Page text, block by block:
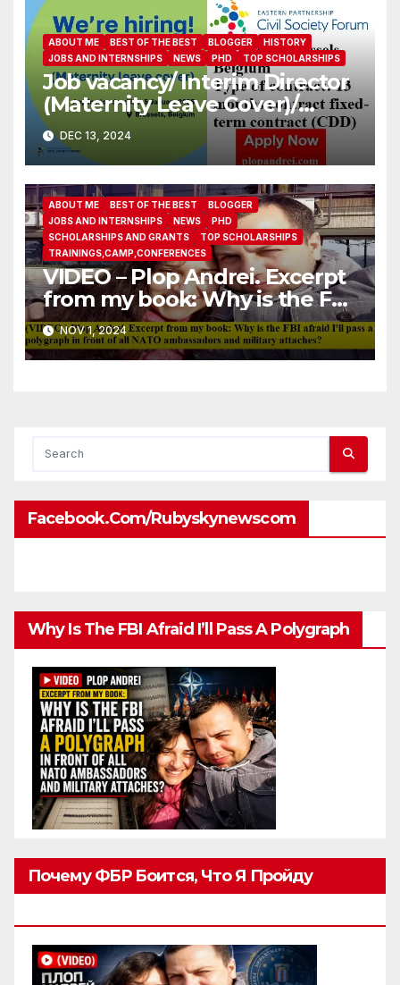
ABOUT ME BEST OF THE BEST BLOGGER
HISTORY
JOBS AND INTERNSHIPS
NEWS PHD TOP SCHOLARSHIPS
Job vacancy/ Interim Director
(Maternity Leave Cover)/
Eastern Partnership Civil
Society Forum
DEC 13, 2024
ABOUT ME BEST OF THE BEST
BLOGGER
JOBS AND INTERNSHIPS
NEWS
PHD
SCHOLARSHIPS AND GRANTS
TOP SCHOLARSHIPS
TRAININGS,CAMP,CONFERENCES
VIDEO – Plop Andrei. Excerpt
from my book: Why is the FBI
afraid I’ll pass a polygraph in
front of all NATO
ambassadors and military
NOV 1, 2024
Facebook.com/rubyskynewscom
Why Is The FBI Afraid I’ll Pass A Polygraph
Почему ФБР Боится, Что Я Пройду